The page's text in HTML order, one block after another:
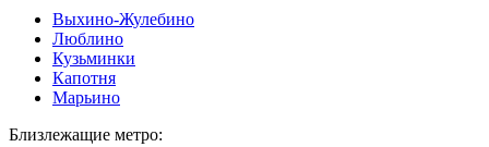
Выхино-Жулебино
Люблино
Кузьминки
Капотня
Марьино
Близлежащие метро: